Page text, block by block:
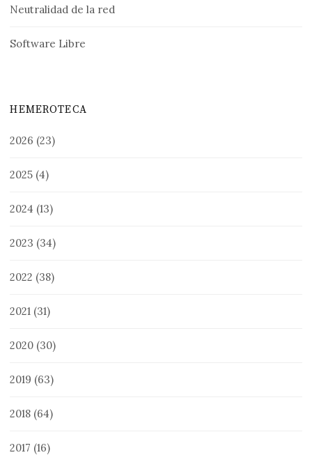
Neutralidad de la red
Software Libre
HEMEROTECA
2026 (23)
2025 (4)
2024 (13)
2023 (34)
2022 (38)
2021 (31)
2020 (30)
2019 (63)
2018 (64)
2017 (16)